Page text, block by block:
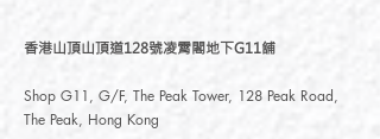
香港山頂山頂道128號凌霄閣地下G11舖
Shop G11, G/F, The Peak Tower, 128 Peak Road,
The Peak, Hong Kong